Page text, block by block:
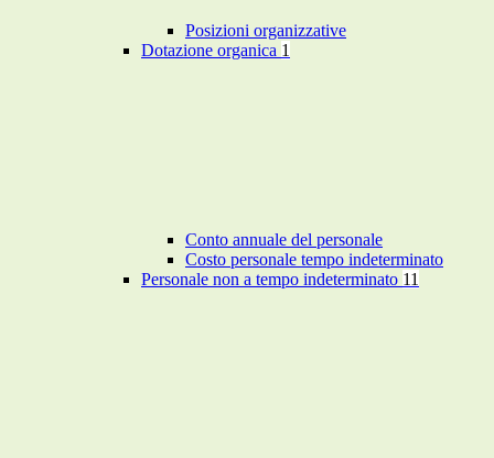
Posizioni organizzative
Dotazione organica 1
Conto annuale del personale
Costo personale tempo indeterminato
Personale non a tempo indeterminato 11